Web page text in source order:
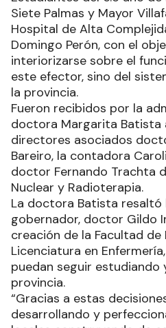
Siete Palmas y Mayor
Hospital de Alta
Domingo Perón, con el
interiorizarse sobre el
este efector, sino del
la provincia.
Fueron recibidos por la
doctora Margarita Batista
directores asociados
Bareiro, la contadora
doctor Fernando Trachta
Nuclear y Radioterapia.
La doctora Batista resaltó
gobernador, doctor Gildo
creación de la Facultad de
Licenciatura en
puedan seguir estudiando
provincia.
“Gracias a estas
desarrollando y